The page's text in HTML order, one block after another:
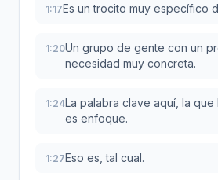
1:17Es un trocito muy específico
1:20Un grupo de gente con un
necesidad muy concreta.
1:24La palabra clave aquí, la que
es enfoque.
1:27Eso es, tal cual.